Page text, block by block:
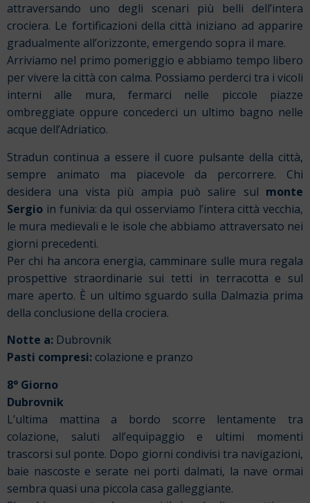
attraversando uno degli scenari più belli dell’intera
crociera. Le fortificazioni della città iniziano ad apparire
gradualmente all’orizzonte, emergendo sopra il mare.
Arriviamo nel primo pomeriggio e abbiamo tempo libero
per vivere la città con calma. Possiamo perderci tra i vicoli
interni alle mura, fermarci nelle piccole piazze
ombreggiate oppure concederci un ultimo bagno nelle
acque dell’Adriatico.
Stradun continua a essere il cuore pulsante della città,
sempre animato ma piacevole da percorrere. Chi
desidera una vista più ampia può salire sul monte
Sergio in funivia: da qui osserviamo l’intera città vecchia,
le mura medievali e le isole che abbiamo attraversato nei
giorni precedenti.
Per chi ha ancora energia, camminare sulle mura regala
prospettive straordinarie sui tetti in terracotta e sul
mare aperto. È un ultimo sguardo sulla Dalmazia prima
della conclusione della crociera.
Notte a: Dubrovnik
Pasti compresi: colazione e pranzo
8° Giorno
Dubrovnik
L’ultima mattina a bordo scorre lentamente tra
colazione, saluti all’equipaggio e ultimi momenti
trascorsi sul ponte. Dopo giorni condivisi tra navigazioni,
baie nascoste e serate nei porti dalmati, la nave ormai
sembra quasi una piccola casa galleggiante.